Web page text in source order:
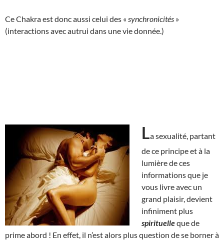
Ce Chakra est donc aussi celui des « synchronicités »
(interactions avec autrui dans une vie donnée.)
La sexualité, partant
de ce principe et à la
lumière de ces
informations que je
vous livre avec un
grand plaisir, devient
infiniment plus
spirituelleque de
prime abord ! En effet, il n’est alors plus question de se borner à